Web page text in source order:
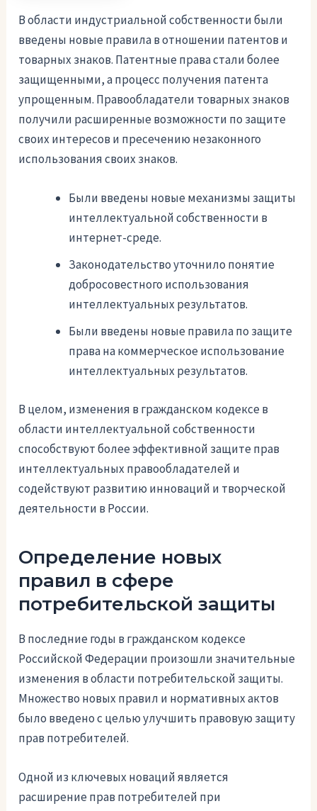
В области индустриальной собственности были
введены новые правила в отношении патентов и
товарных знаков. Патентные права стали более
защищенными, а процесс получения патента
упрощенным. Правообладатели товарных знаков
получили расширенные возможности по защите
своих интересов и пресечению незаконного
использования своих знаков.
Были введены новые механизмы защиты
интеллектуальной собственности в
интернет-среде.
Законодательство уточнило понятие
добросовестного использования
интеллектуальных результатов.
Были введены новые правила по защите
права на коммерческое использование
интеллектуальных результатов.
В целом, изменения в гражданском кодексе в
области интеллектуальной собственности
способствуют более эффективной защите прав
интеллектуальных правообладателей и
содействуют развитию инноваций и творческой
деятельности в России.
Определение новых
правил в сфере
потребительской защиты
В последние годы в гражданском кодексе
Российской Федерации произошли значительные
изменения в области потребительской защиты.
Множество новых правил и нормативных актов
было введено с целью улучшить правовую защиту
прав потребителей.
Одной из ключевых новаций является
расширение прав потребителей при